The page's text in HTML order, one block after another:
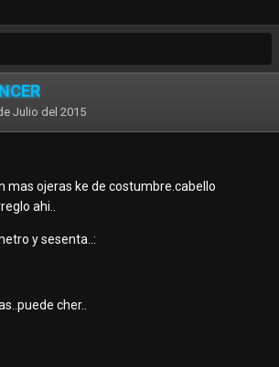
Julio del 2015
mas ojeras ke de costumbre.cabello
ahi..
y sesenta..:
cher..